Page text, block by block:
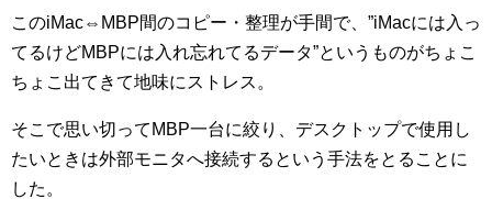
このiMac⇔MBP間のコピー・整理が手間で、”iMacには入っ
てるけどMBPには入れ忘れてるデータ”というものがちょこ
ちょこ出てきて地味にストレス。
そこで思い切ってMBP一台に絞り、デスクトップで使用し
たいときは外部モニタへ接続するという手法をとることに
した。